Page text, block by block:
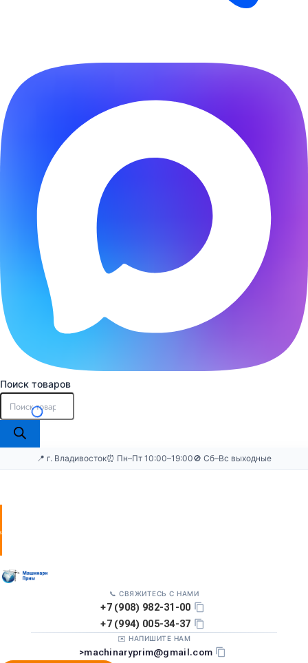
Поиск товаров
📍 г. Владивосток⏰ Пн–Пт 10:00–19:00🚫 Сб–Вс выходные
заявку
📞 СВЯЖИТЕСЬ С НАМИ
+7 (908) 982-31-00
+7 (994) 005-34-37
✉️ НАПИШИТЕ НАМ
>machinaryprim@gmail.com